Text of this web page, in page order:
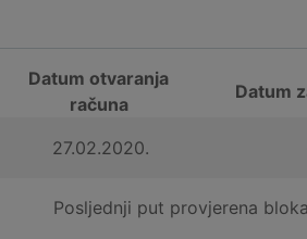
Datum otvaranja
računa
Datum
27.02.2020.
Posljednji put provjerena